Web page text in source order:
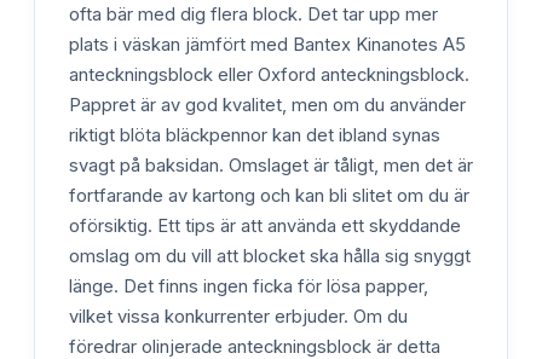
ofta bär med dig flera block. Det tar upp mer
plats i väskan jämfört med Bantex Kinanotes A5
anteckningsblock eller Oxford anteckningsblock.
Pappret är av god kvalitet, men om du använder
riktigt blöta bläckpennor kan det ibland synas
svagt på baksidan. Omslaget är tåligt, men det är
fortfarande av kartong och kan bli slitet om du är
oförsiktig. Ett tips är att använda ett skyddande
omslag om du vill att blocket ska hålla sig snyggt
länge. Det finns ingen ficka för lösa papper,
vilket vissa konkurrenter erbjuder. Om du
föredrar olinjerade anteckningsblock är detta